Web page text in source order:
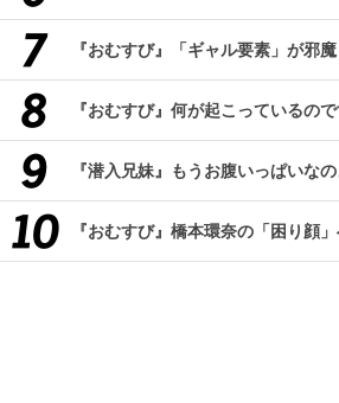
『おむすび』「ギャル要素」が邪魔
『おむすび』何が起こっているので
『潜入兄妹』もうお腹いっぱいなの
『おむすび』橋本環奈の「困り顔